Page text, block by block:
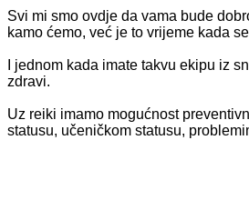
Svi mi smo ovdje da vama bude
kamo ćemo, već je to vrijeme kada
I jednom kada imate takvu ekipu iz
zdravi.
Uz reiki imamo mogućnost
statusu, učeničkom statusu,